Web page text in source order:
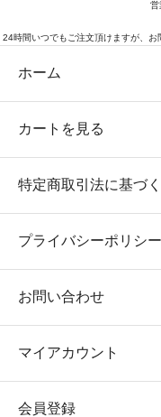
営
24時間いつでもご注文頂けますが、お
ホーム
カートを見る
特定商取引法に基づ
プライバシーポリシー
お問い合わせ
マイアカウント
会員登録